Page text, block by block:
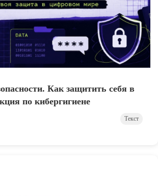
Как защитить себя в
по кибергигиене
Текст